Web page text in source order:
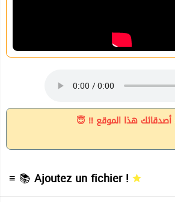
هذا الموقع ‼ 😇
≡ 📚 Ajoutez un fichier !